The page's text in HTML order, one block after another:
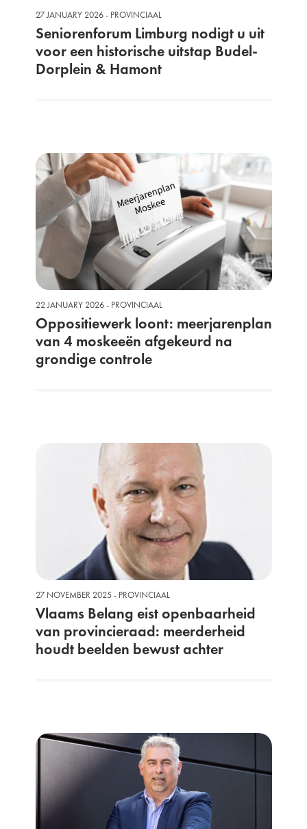
27 JANUARY 2026 - PROVINCIAAL
Seniorenforum Limburg nodigt u uit
voor een historische uitstap Budel-
Dorplein & Hamont
22 JANUARY 2026 - PROVINCIAAL
Oppositiewerk loont: meerjarenplan
van 4 moskeeën afgekeurd na
grondige controle
27 NOVEMBER 2025 - PROVINCIAAL
Vlaams Belang eist openbaarheid
van provincieraad: meerderheid
houdt beelden bewust achter